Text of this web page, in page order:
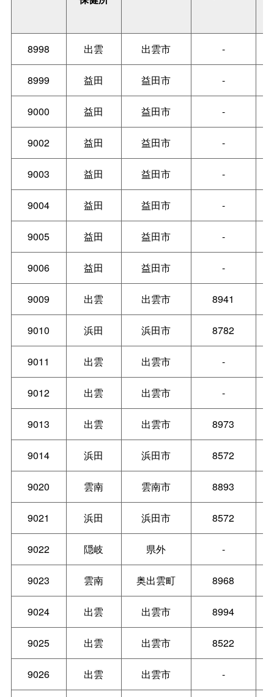
8998 出雲 出雲市 -
8999 益田 益田市 -
9000 益田 益田市 -
9002 益田 益田市 -
9003 益田 益田市 -
9004 益田 益田市 -
9005 益田 益田市 -
9006 益田 益田市 -
9009 出雲 出雲市 8941
9010 浜田 浜田市 8782
9011 出雲 出雲市 -
9012 出雲 出雲市 -
9013 出雲 出雲市 8973
9014 浜田 浜田市 8572
9020 雲南 雲南市 8893
9021 浜田 浜田市 8572
9022 隠岐 県外 -
9023 雲南 奥出雲町 8968
9024 出雲 出雲市 8994
9025 出雲 出雲市 8522
9026 出雲 出雲市 -